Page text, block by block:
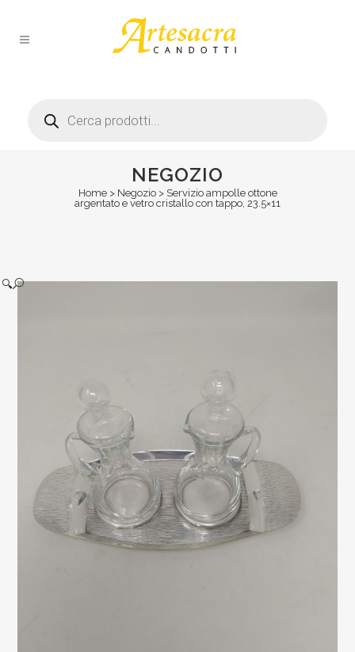
search
NEGOZIO
Home> Negozio> Servizio ampolle ottone
argentato e vetro cristallo con tappo, 23.5×11
🔍